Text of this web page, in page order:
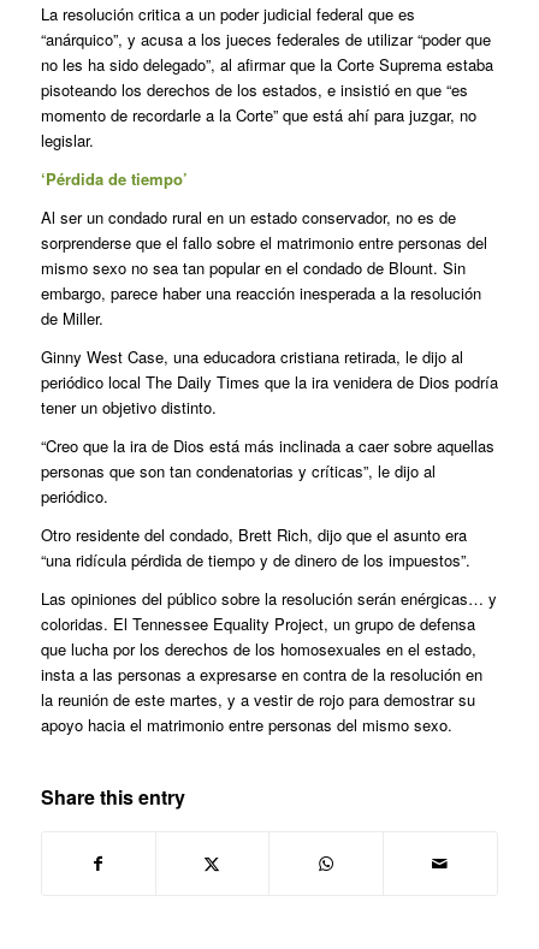
La resolución critica a un poder judicial federal que es
“anárquico”, y acusa a los jueces federales de utilizar “poder que
no les ha sido delegado”, al afirmar que la Corte Suprema estaba
pisoteando los derechos de los estados, e insistió en que “es
momento de recordarle a la Corte” que está ahí para juzgar, no
legislar.
‘Pérdida de tiempo’
Al ser un condado rural en un estado conservador, no es de
sorprenderse que el fallo sobre el matrimonio entre personas del
mismo sexo no sea tan popular en el condado de Blount. Sin
embargo, parece haber una reacción inesperada a la resolución
de Miller.
Ginny West Case, una educadora cristiana retirada, le dijo al
periódico local The Daily Times que la ira venidera de Dios podría
tener un objetivo distinto.
“Creo que la ira de Dios está más inclinada a caer sobre aquellas
personas que son tan condenatorias y críticas”, le dijo al
periódico.
Otro residente del condado, Brett Rich, dijo que el asunto era
“una ridícula pérdida de tiempo y de dinero de los impuestos”.
Las opiniones del público sobre la resolución serán enérgicas… y
coloridas. El Tennessee Equality Project, un grupo de defensa
que lucha por los derechos de los homosexuales en el estado,
insta a las personas a expresarse en contra de la resolución en
la reunión de este martes, y a vestir de rojo para demostrar su
apoyo hacia el matrimonio entre personas del mismo sexo.
Share this entry